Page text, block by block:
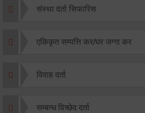
संस्था दर्ता सिफारिस
एकिकृत सम्पत्ति कर/घर जग्गा कर
विवाह दर्ता
सम्बन्ध विच्छेद दर्ता